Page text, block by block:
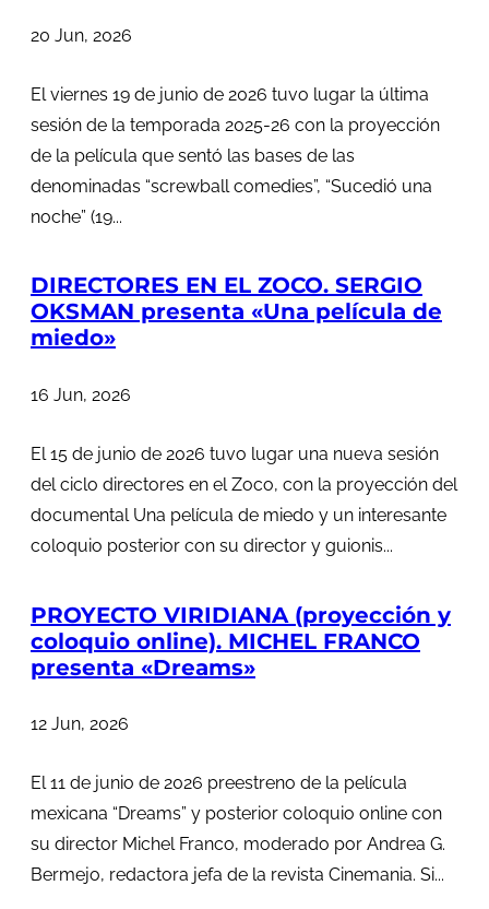
20 Jun, 2026
El viernes 19 de junio de 2026 tuvo lugar la última
sesión de la temporada 2025-26 con la proyección
de la película que sentó las bases de las
denominadas “screwball comedies”, “Sucedió una
noche” (19...
DIRECTORES EN EL ZOCO. SERGIO
OKSMAN presenta «Una película de
miedo»
16 Jun, 2026
El 15 de junio de 2026 tuvo lugar una nueva sesión
del ciclo directores en el Zoco, con la proyección del
documental Una película de miedo y un interesante
coloquio posterior con su director y guionis...
PROYECTO VIRIDIANA (proyección y
coloquio online). MICHEL FRANCO
presenta «Dreams»
12 Jun, 2026
El 11 de junio de 2026 preestreno de la película
mexicana “Dreams” y posterior coloquio online con
su director Michel Franco, moderado por Andrea G.
Bermejo, redactora jefa de la revista Cinemania. Si...